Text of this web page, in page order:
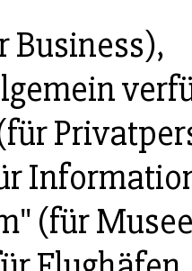
Business),
(für